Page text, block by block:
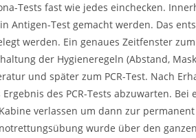
Tests fast wie jedes einchecken.
Antigen-Test gemacht werden. Das
werden. Ein genaues Zeitfenster
der Hygieneregeln (Abstand,
und später zum PCR-Test. Nach
des PCR-Tests abzuwarten.
verlassen um dann zur
wurde über den